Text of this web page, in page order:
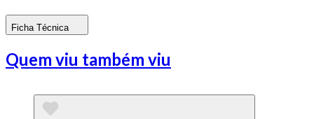
Ficha Técnica
Quem viu também viu